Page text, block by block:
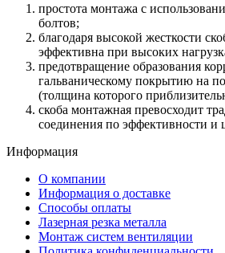
простота монтажа с
болтов;
благодаря высокой жесткости
эффективна при высоких
предотвращение образования
гальваническому покрытию на
(толщина которого
скоба монтажная превосходит
соединения по эффективности и
Информация
O компании
Информация о доставке
Способы оплаты
Лазерная резка металла
Монтаж систем вентиляции